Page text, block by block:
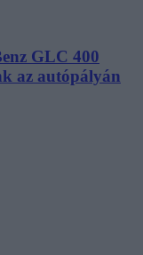
GLC 400
az autópályán